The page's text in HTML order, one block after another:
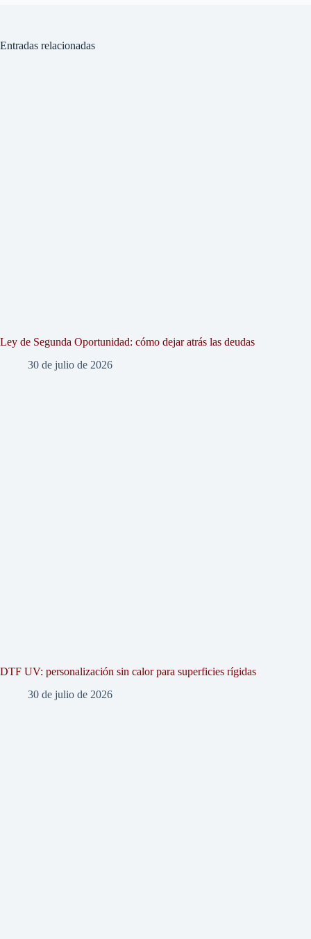
Entradas relacionadas
Ley de Segunda Oportunidad: cómo dejar atrás las deudas
30 de julio de 2026
DTF UV: personalización sin calor para superficies rígidas
30 de julio de 2026